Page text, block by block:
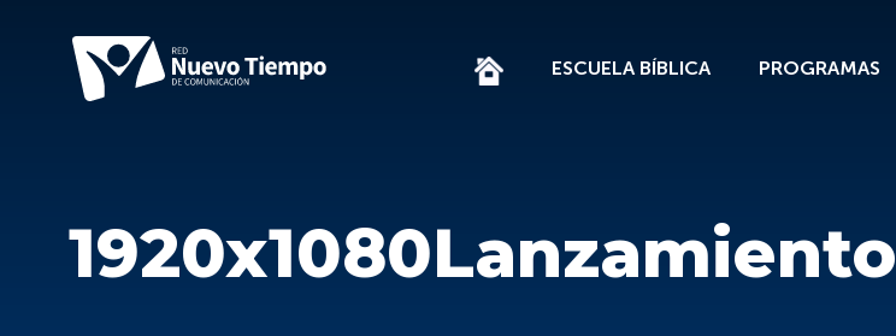
ESCUELA BÍBLICA PROGRAMAS
1920x1080Lanzamiento